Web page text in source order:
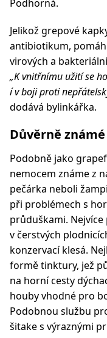
Podhorná.
Jelikož grepové
antibiotikum,
virových a
„K vnitřnímu užití se
í v boji proti
dodává bylinkářka.
Důvěrně známé
Podobně jako
nemocem známe z
pečárka neboli
při problémech s
průduškami.
v čerstvých
konzervací klesá.
formě tinktury, jež
na horní cesty
houby vhodné pro
Podobnou službu
šitake s výraznými